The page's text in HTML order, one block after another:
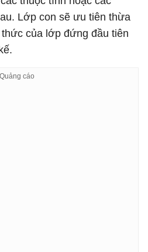
Lớp con sẽ ưu tiên thừa
của lớp đứng đầu tiên